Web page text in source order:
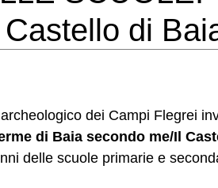
di
dei Campi Flegrei
di Baia secondo me/Il
delle scuole primarie e